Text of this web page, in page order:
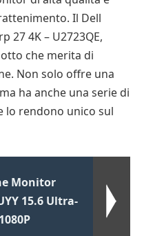
Il Dell
27 4K – U2723QE,
che merita di
Non solo offre una
ha anche una serie di
lo rendono unico sul
Monitor
15.6 Ultra-